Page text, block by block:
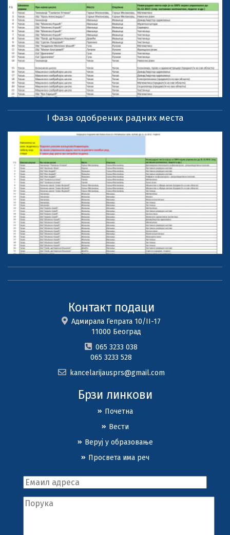
I Фаза одобрених радних места
Контакт подаци
Адмирала Гепрата 10/II-17
11000 Београд
065 3233 038
065 3233 528
kancelarijausprs@gmail.com
Брзи линкови
Почетна
Вести
Веруј у образовање
Просвета има реч